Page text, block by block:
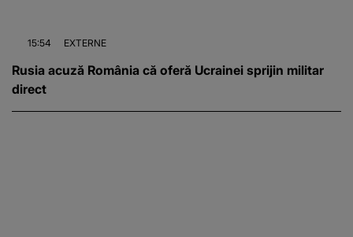
15:54 EXTERNE
Rusia acuză România că oferă Ucrainei sprijin militar
direct